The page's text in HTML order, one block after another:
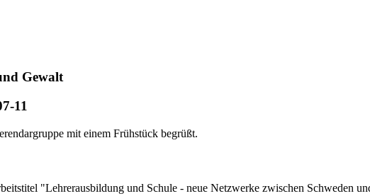
Gewalt
07-11
mit einem Frühstück begrüßt.
"Lehrerausbildung und Schule - neue Netzwerke zwischen Schweden